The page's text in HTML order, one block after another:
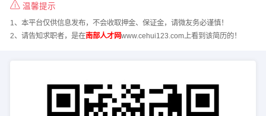
温馨提示
1、本平台仅供信息发布，不会收取押金、保证金，请微友务必谨慎！
2、请告知求职者，是在南部人才网www.cehui123.com上看到该简历的！